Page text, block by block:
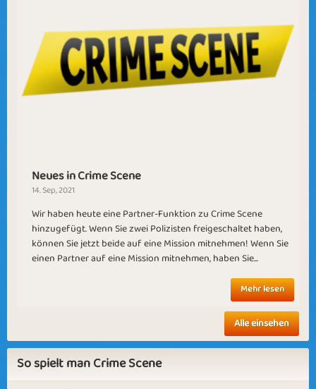
Neues in Crime Scene
14. Sep, 2021
Wir haben heute eine Partner-Funktion zu Crime Scene
hinzugefügt. Wenn Sie zwei Polizisten freigeschaltet haben,
können Sie jetzt beide auf eine Mission mitnehmen! Wenn Sie
einen Partner auf eine Mission mitnehmen, haben Sie...
Mehr lesen
Alle einsehen
So spielt man Crime Scene